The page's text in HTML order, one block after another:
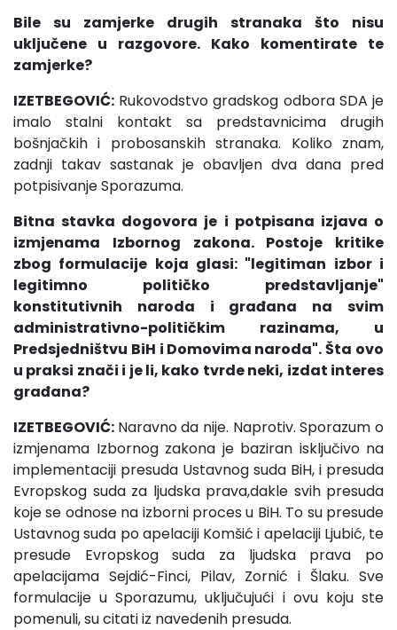
Bile su zamjerke drugih stranaka što nisu
uključene u razgovore. Kako komentirate te
zamjerke?
IZETBEGOVIĆ: Rukovodstvo gradskog odbora SDA je
imalo stalni kontakt sa predstavnicima drugih
bošnjačkih i probosanskih stranaka. Koliko znam,
zadnji takav sastanak je obavljen dva dana pred
potpisivanje Sporazuma.
Bitna stavka dogovora je i potpisana izjava o
izmjenama Izbornog zakona. Postoje kritike
zbog formulacije koja glasi: "legitiman izbor i
legitimno političko predstavljanje"
konstitutivnih naroda i građana na svim
administrativno-političkim razinama, u
Predsjedništvu BiH i Domovima naroda". Šta ovo
u praksi znači i je li, kako tvrde neki, izdat interes
građana?
IZETBEGOVIĆ: Naravno da nije. Naprotiv. Sporazum o
izmjenama Izbornog zakona je baziran isključivo na
implementaciji presuda Ustavnog suda BiH, i presuda
Evropskog suda za ljudska prava,dakle svih presuda
koje se odnose na izborni proces u BiH. To su presude
Ustavnog suda po apelaciji Komšić i apelaciji Ljubić, te
presude Evropskog suda za ljudska prava po
apelacijama Sejdić-Finci, Pilav, Zornić i Šlaku. Sve
formulacije u Sporazumu, uključujući i ovu koju ste
pomenuli, su citati iz navedenih presuda.